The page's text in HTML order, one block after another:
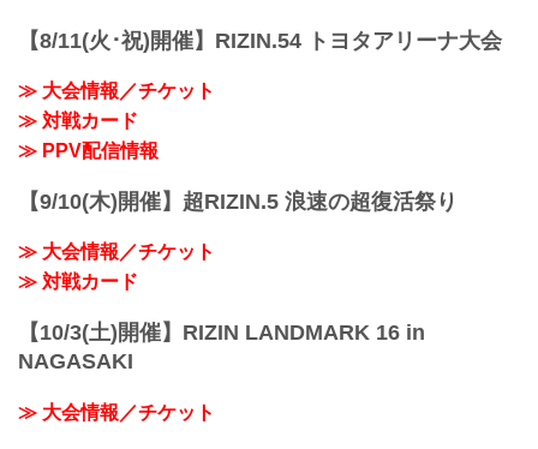
【8/11(火･祝)開催】RIZIN.54 トヨタアリーナ大会
≫ 大会情報／チケット
≫ 対戦カード
≫ PPV配信情報
【9/10(木)開催】超RIZIN.5 浪速の超復活祭り
≫ 大会情報／チケット
≫ 対戦カード
【10/3(土)開催】RIZIN LANDMARK 16 in
NAGASAKI
≫ 大会情報／チケット